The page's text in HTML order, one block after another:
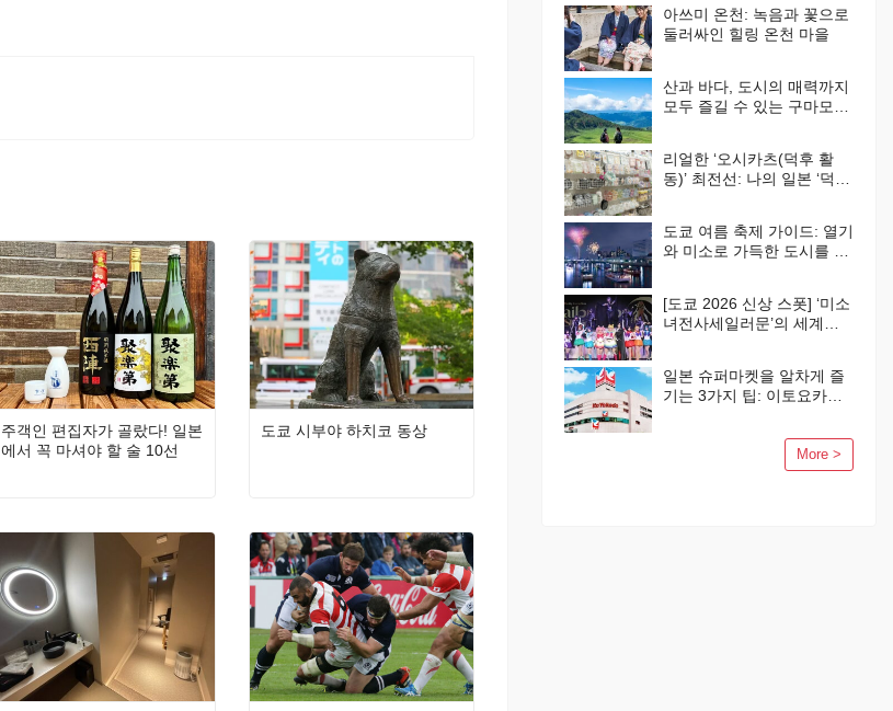
주객인 편집자가 골랐다! 일본
에서 꼭 마셔야 할 술 10선
도쿄 시부야 하치코 동상
아쓰미 온천: 녹음과 꽃으로
둘러싸인 힐링 온천 마을
산과 바다, 도시의 매력까지
모두 즐길 수 있는 구마모토
리얼한 ‘오시카츠(덕후 활
동)’ 최전선: 나의 일본 ‘덕후’
도쿄 여름 축제 가이드: 열기
와 미소로 가득한 도시를 경
[도쿄 2026 신상 스폿] ‘미소
녀전사세일러문’의 세계가
일본 슈퍼마켓을 알차게 즐
기는 3가지 팁: 이토요카도
More >